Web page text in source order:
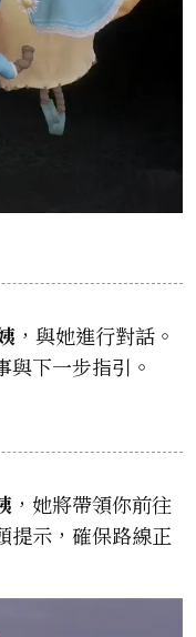
，與她進行對話。
下一步指引。
，她將帶領你前往
提示，確保路線正